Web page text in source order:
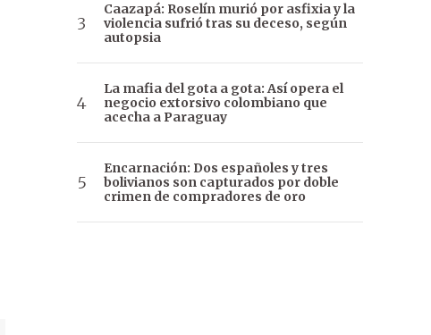
Caazapá: Roselín murió por asfixia y la
violencia sufrió tras su deceso, según
autopsia
La mafia del gota a gota: Así opera el
negocio extorsivo colombiano que
acecha a Paraguay
Encarnación: Dos españoles y tres
bolivianos son capturados por doble
crimen de compradores de oro